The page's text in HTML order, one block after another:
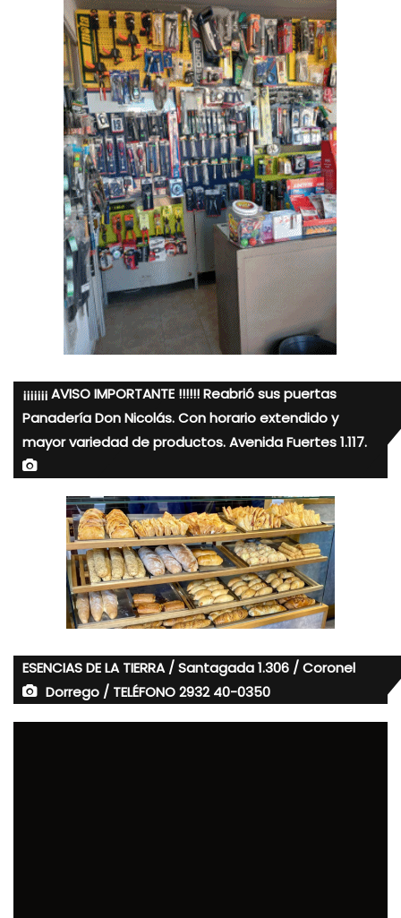
¡¡¡¡¡¡¡ AVISO IMPORTANTE !!!!!! Reabrió sus puertas
Panadería Don Nicolás. Con horario extendido y
mayor variedad de productos. Avenida Fuertes 1.117.
ESENCIAS DE LA TIERRA / Santagada 1.306 / Coronel
Dorrego / TELÉFONO 2932 40-0350